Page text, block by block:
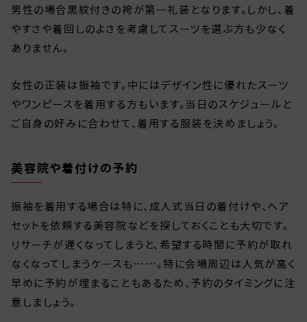
男性の場合黒紋付きの袴が第一礼装となります。しかし、着
やすさや着回しのよさを考慮してスーツを選ぶ方も少なく
ありません。
女性の正装は振袖です。中にはデザイン性に優れたスーツ
やワンピースを着用する方もいます。当日のスケジュールと
ご自身の好みに合わせて、着用する服装を決めましょう。
美容院や着付けの予約
振袖を着用する場合は特に、成人式当日の着付けや、ヘア
セットを依頼する美容院などを探しておくことも大切です。
リサーチが遅くなってしまうと、希望する時間に予約が取れ
なくなってしまうケースも……。特に会場周辺は人気が高く
早めに予約が埋まることもあるため、予約のタイミングに注
意しましょう。